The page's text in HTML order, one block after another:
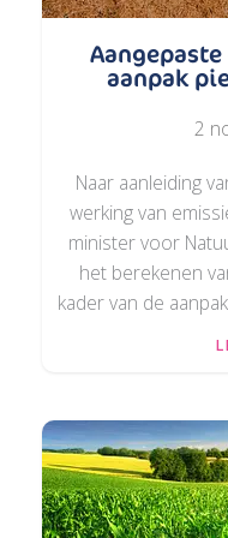
aanpak
2
Naar aanleiding
werking van
minister voor
het berekenen
kader van de